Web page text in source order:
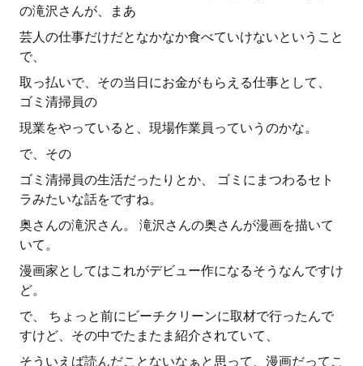
の滝沢さんが、まあ
芸人の仕事だけだとなかなか食べていけないということ
で、
取っ払いで、その当日にお金がもらえる仕事として、
ゴミ清掃員の
現業をやっていると、現場作業員っていうのかな。
で、その
ゴミ清掃員の生活だったりとか、 ゴミにまつわるセト
ラみたいな話をですね。
奥さんの滝沢さん。 滝沢さんの奥さんが漫画を描いて
いて。
漫画家としてはこれがデビュー作になるそうなんですけ
ど。
で、 ちょっと前にビーチクリーンに取材で行ったんで
すけど、その中でたまたま紹介されていて、
そういえば読んだことないなぁと思って、漫画だってこ